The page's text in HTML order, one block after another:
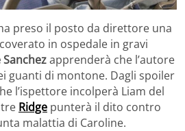
preso il posto da direttore una
in ospedale in gravi
apprenderà che l’autore
guanti di montone. Dagli spoiler
l’ispettore incolperà Liam del
Ridge punterà il dito contro
malattia di Caroline.